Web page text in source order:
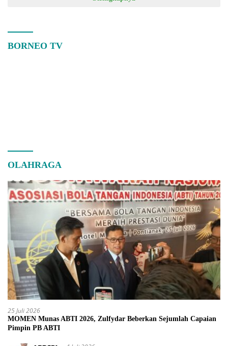
BORNEO TV
OLAHRAGA
25 Juli 2026
MOMEN Munas ABTI 2026, Zulfydar Beberkan Sejumlah Capaian
Pimpin PB ABTI